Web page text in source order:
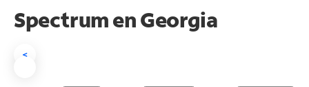
Spectrum enGeorgia
<